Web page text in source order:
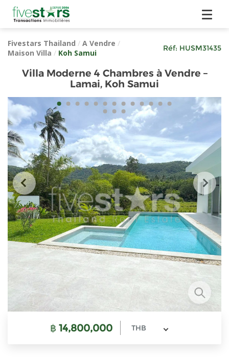
Fivestars Thailand / A Vendre /
Maison Villa / Koh Samui
Réf: HUSM31435
Villa Moderne 4 Chambres à Vendre –
Lamai, Koh Samui
฿ 14,800,000 THB